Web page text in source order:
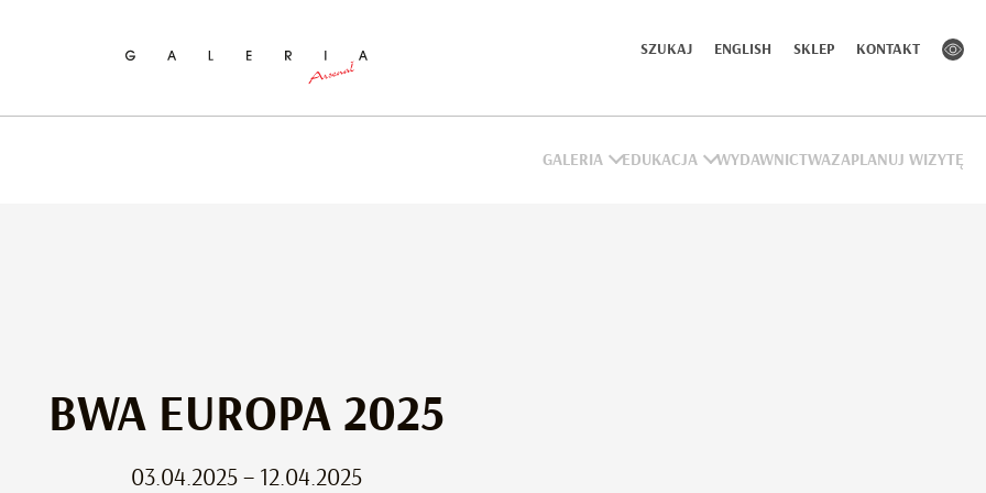
SZUKAJ ENGLISH SKLEP KONTAKT
GALERIA EDUKACJA WYDAWNICTWAZAPLANUJ WIZYTĘ
BWA EUROPA 2025
03.04.2025 – 12.04.2025